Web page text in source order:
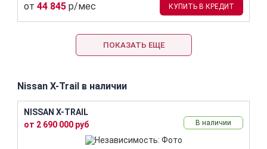
от 44 845 р/мес КУПИТЬ В КРЕДИТ
ПОКАЗАТЬ ЕЩЕ
Nissan X-Trail в наличии
NISSAN X-TRAIL
от 2 690 000 руб
В наличии